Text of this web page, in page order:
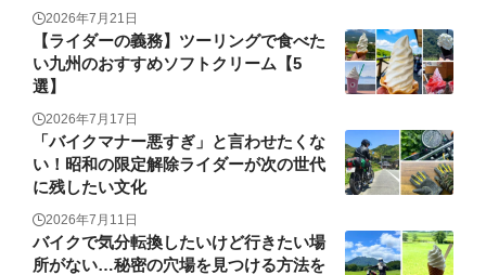
2026年7月21日
【ライダーの義務】ツーリングで食べた
い九州のおすすめソフトクリーム【5
選】
2026年7月17日
「バイクマナー悪すぎ」と言わせたくな
い！昭和の限定解除ライダーが次の世代
に残したい文化
2026年7月11日
バイクで気分転換したいけど行きたい場
所がない…秘密の穴場を見つける方法を